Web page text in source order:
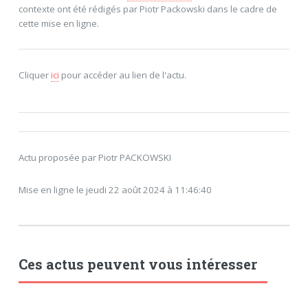
contexte ont été rédigés par Piotr Packowski dans le cadre de
cette mise en ligne.
Cliquerici pour accéder au lien de l'actu.
Actu proposée par Piotr PACKOWSKI
Mise en ligne le jeudi 22 août 2024 à 11:46:40
Ces actus peuvent vous intéresser